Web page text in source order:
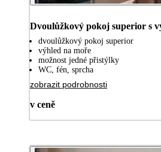
Dvoulůžkový pokoj superior s
dvoulůžkový pokoj superior
výhled na moře
možnost jedné přistýlky
WC, fén, sprcha
zobrazit podrobnosti
v ceně